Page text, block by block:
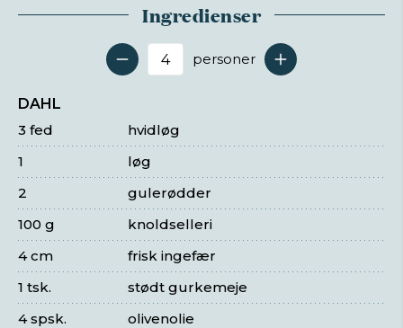
Ingredienser
Antal serveringer
personer
DAHL
hvidløg
3 fed
løg
1
gulerødder
2
knoldselleri
100 g
frisk ingefær
4 cm
stødt gurkemeje
1 tsk.
olivenolie
4 spsk.